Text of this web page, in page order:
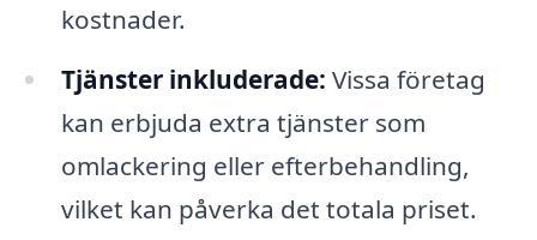
kostnader.
Tjänster inkluderade: Vissa företag
kan erbjuda extra tjänster som
omlackering eller efterbehandling,
vilket kan påverka det totala priset.